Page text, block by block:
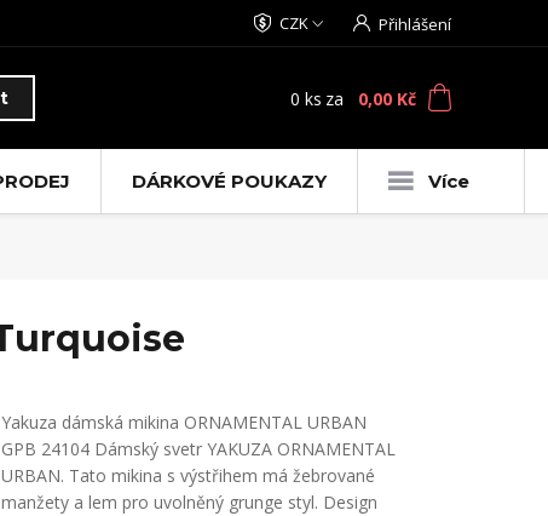
CZK Přihlášení
0 ks za 0,00 Kč
DÁRKOVÉ POUKAZY Více
Yakuza dámská mikina ORNAMENTAL URBAN
GPB 24104 Dámský svetr YAKUZA ORNAMENTAL
URBAN. Tato mikina s výstřihem má žebrované
manžety a lem pro uvolněný grunge styl. Design